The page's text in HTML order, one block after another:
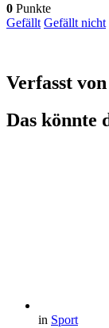
0 Punkte
Gefällt Gefällt nicht
Verfasst von
Das könnte
in Sport